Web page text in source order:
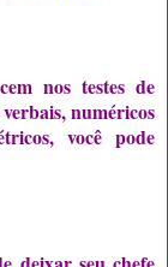
nos testes de
numéricos
você pode